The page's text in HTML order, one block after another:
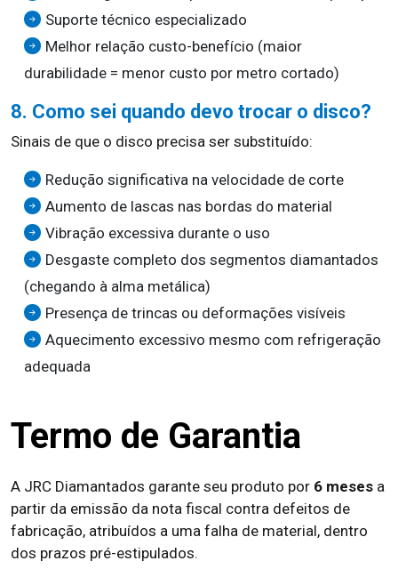
Suporte técnico especializado
Melhor relação custo-benefício (maior
durabilidade = menor custo por metro cortado)
8. Como sei quando devo trocar o disco?
Sinais de que o disco precisa ser substituído:
Redução significativa na velocidade de corte
Aumento de lascas nas bordas do material
Vibração excessiva durante o uso
Desgaste completo dos segmentos diamantados
(chegando à alma metálica)
Presença de trincas ou deformações visíveis
Aquecimento excessivo mesmo com refrigeração
adequada
Termo de Garantia
A JRC Diamantados garante seu produto por 6 meses a
partir da emissão da nota fiscal contra defeitos de
fabricação, atribuídos a uma falha de material, dentro
dos prazos pré-estipulados.